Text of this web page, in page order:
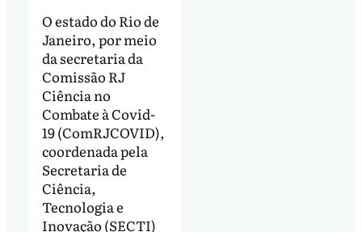
O estado do Rio de
Janeiro, por meio
da secretaria da
Comissão RJ
Ciência no
Combate à Covid-
19 (ComRJCOVID),
coordenada pela
Secretaria de
Ciência,
Tecnologia e
Inovação (SECTI)